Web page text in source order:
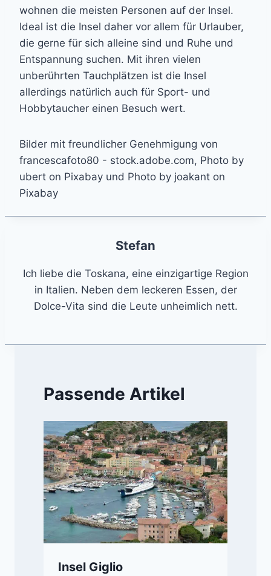
wohnen die meisten Personen auf der Insel.
Ideal ist die Insel daher vor allem für Urlauber,
die gerne für sich alleine sind und Ruhe und
Entspannung suchen. Mit ihren vielen
unberührten Tauchplätzen ist die Insel
allerdings natürlich auch für Sport- und
Hobbytaucher einen Besuch wert.
Bilder mit freundlicher Genehmigung von
francescafoto80 - stock.adobe.com, Photo by
ubert on Pixabay und Photo by joakant on
Pixabay
Stefan
Ich liebe die Toskana, eine einzigartige Region
in Italien. Neben dem leckeren Essen, der
Dolce-Vita sind die Leute unheimlich nett.
Passende Artikel
Insel Giglio